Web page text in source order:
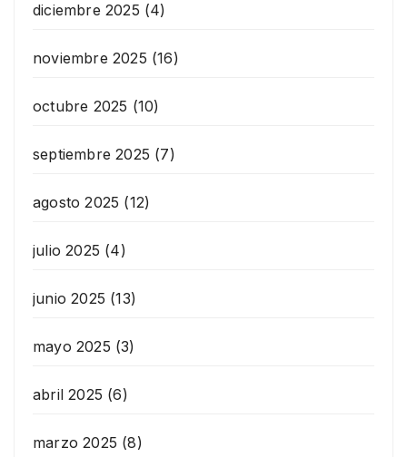
diciembre 2025 (4)
noviembre 2025 (16)
octubre 2025 (10)
septiembre 2025 (7)
agosto 2025 (12)
julio 2025 (4)
junio 2025 (13)
mayo 2025 (3)
abril 2025 (6)
marzo 2025 (8)